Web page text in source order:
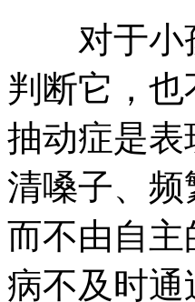
对于小孩
判断它，
抽动症是
清嗓子、
而不由自
病不及时